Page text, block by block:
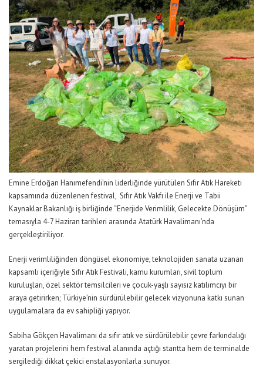
Emine Erdoğan Hanımefendi’nin liderliğinde yürütülen Sıfır Atık Hareketi
kapsamında düzenlenenfestival, Sıfır Atık Vakfı ile Enerji ve Tabii
Kaynaklar Bakanlığı iş birliğinde “Enerjide Verimlilik, Gelecekte Dönüşüm”
temasıyla 4-7 Haziran tarihleri arasında Atatürk Havalimanı’nda
gerçekleştiriliyor.
Enerji verimliliğinden döngüsel ekonomiye, teknolojiden sanata uzanan
kapsamlı içeriğiyle Sıfır Atık Festivali,kamu kurumları,sivil toplum
kuruluşları, özel sektör temsilcileri ve çocuk-yaşlı sayısız katılımcıyı bir
araya getirirken; Türkiye’nin sürdürülebilir gelecek vizyonuna katkı sunan
uygulamalara da ev sahipliği yapıyor.
Sabiha Gökçen Havalimanı da sıfır atık ve sürdürülebilir çevrefarkındalığı
yaratan projelerini hem festival alanında açtığı stantta hem determinalde
sergilediği dikkat çekici enstalasyonlarla sunuyor.